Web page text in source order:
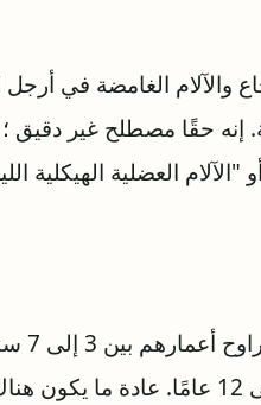
والآلام الغامضة في أرجل
إنه حقًا مصطلح غير دقيق
العضلية الهيكلية
تحدث
في عمر سنتين. يمكن أن تحدث أيضًا في سن 8 إلى 12